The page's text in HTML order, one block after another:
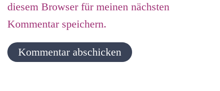
diesem Browser für meinen nächsten
Kommentar speichern.
Kommentar abschicken